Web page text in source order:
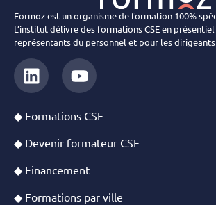
Formoz est un organisme de formation 100%
L’institut délivre des formations CSE en
représentants du personnel et pour les dirigeants
◆ Formations CSE
◆ Devenir formateur CSE
◆ Financement
◆ Formations par ville